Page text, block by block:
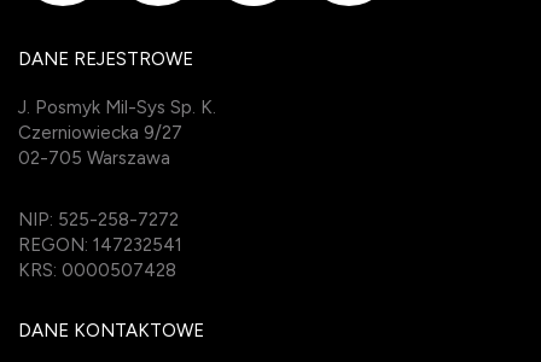
DANE REJESTROWE
J. Posmyk Mil-Sys Sp. K.
Czerniowiecka 9/27
02-705 Warszawa
NIP: 525-258-7272
REGON: 147232541
KRS: 0000507428
DANE KONTAKTOWE